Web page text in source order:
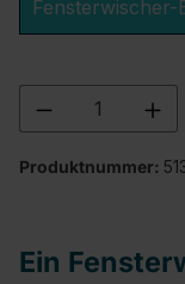
Produkt
Produktnummer:
Ein